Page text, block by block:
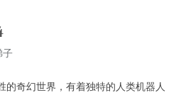
子
奇幻世界，有着独特的人类机器人